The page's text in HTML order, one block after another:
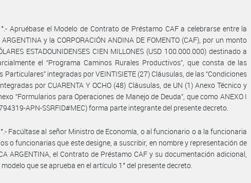
Apruébase el Modelo de Contrato de Préstamo CAF a celebrarse entre la
ARGENTINA y la CORPORACIÓN ANDINA DE FOMENTO (CAF), por un monto
ESTADOUNIDENSES CIEN MILLONES (USD 100.000.000) destinado a
el “Programa Caminos Rurales Productivos”, que consta de las
Particulares” integradas por VEINTISIETE (27) Cláusulas, de las “Condiciones
por CUARENTA Y OCHO (48) Cláusulas, de UN (1) Anexo Técnico y
“Formularios para Operaciones de Manejo de Deuda”, que como ANEXO I
APN-SSRFID#MEC) forma parte integrante del presente decreto.
Facúltase al señor Ministro de Economía, o al funcionario o a la funcionaria
o funcionarias que este designe, a suscribir, en nombre y representación de
ARGENTINA, el Contrato de Préstamo CAF y su documentación adicional,
que se aprueba en el artículo 1° del presente decreto.